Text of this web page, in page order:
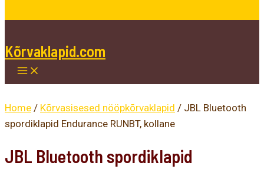
Kõrvaklapid.com
Home / Kõrvasisesed nööpkõrvaklapid / JBL Bluetooth
spordiklapid Endurance RUNBT, kollane
JBL Bluetooth spordiklapid